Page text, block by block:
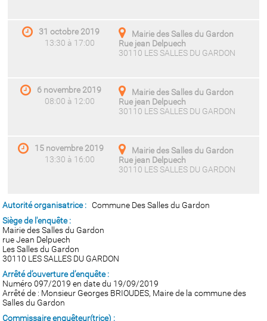
31 octobre 2019
13:30 à 17:00
Mairie des Salles du Gardon
Rue jean Delpuech
30110 LES SALLES DU GARDON
6 novembre 2019
08:00 à 12:00
Mairie des Salles du Gardon
Rue jean Delpuech
30110 LES SALLES DU GARDON
15 novembre 2019
13:30 à 16:00
Mairie des Salles du Gardon
Rue jean Delpuech
30110 LES SALLES DU GARDON
Autorité organisatrice : Commune Des Salles du Gardon
Siège de l'enquête :
Mairie des Salles du Gardon
rue Jean Delpuech
Les Salles du Gardon
30110 LES SALLES DU GARDON
Arrêté d’ouverture d’enquête :
Numéro 097/2019 en date du 19/09/2019
Arrêté de : Monsieur Georges BRIOUDES, Maire de la commune des
Salles du Gardon
Commissaire enquêteur(trice) :